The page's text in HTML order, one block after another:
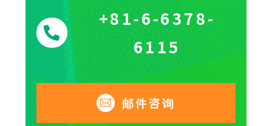
+81-6-6378-
6115
邮件咨询